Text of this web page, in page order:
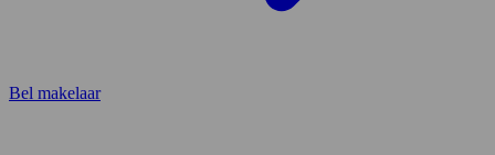
Bel makelaar